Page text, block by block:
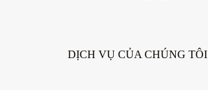
DỊCH VỤ CỦA CHÚNG TÔI